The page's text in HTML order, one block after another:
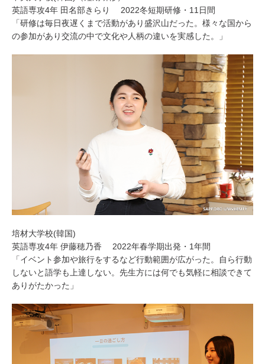
英語専攻4年 田名部きらり 2022冬短期研修・11日間
「研修は毎日夜遅くまで活動があり盛沢山だった。様々な国から
の参加があり交流の中で文化や人柄の違いを実感した。」
培材大学校(韓国)
英語専攻4年 伊藤穂乃香 2022年春学期出発・1年間
「イベント参加や旅行をするなど行動範囲が広がった。自ら行動
しないと語学も上達しない。先生方には何でも気軽に相談できて
ありがたかった」